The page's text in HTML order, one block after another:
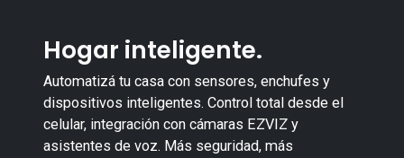
Hogar inteligente.
Automatizá tu casa con sensores, enchufes y
dispositivos inteligentes. Control total desde el
celular, integración con cámaras EZVIZ y
asistentes de voz. Más seguridad, más